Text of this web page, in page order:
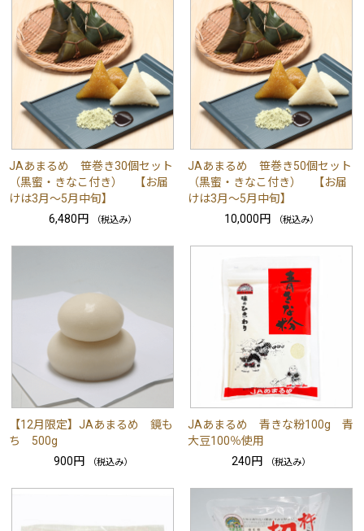
JAあまるめ 笹巻き30個セット
（黒蜜・きなこ付き） 【お届
けは3月～5月中旬】
6,480円
（税込み）
JAあまるめ 笹巻き50個セット
（黒蜜・きなこ付き） 【お届
けは3月～5月中旬】
10,000円
（税込み）
【12月限定】JAあまるめ 鏡も
ち 500g
900円
（税込み）
JAあまるめ 青きな粉100g 青
大豆100％使用
240円
（税込み）